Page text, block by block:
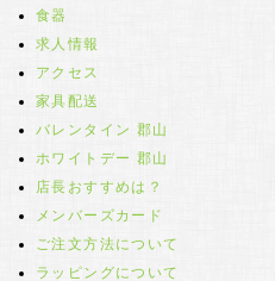
食器
求人情報
アクセス
家具配送
バレンタイン 郡山
ホワイトデー 郡山
店長おすすめは？
メンバーズカード
ご注文方法について
ラッピングについて